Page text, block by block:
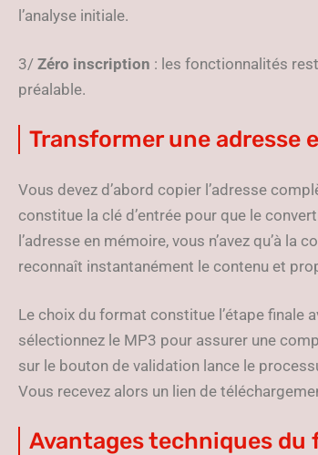
l’analyse initiale.
3/ Zéro inscription : les fonctionnalités
préalable.
Transformer une adresse
Vous devez d’abord copier l’adresse
constitue la clé d’entrée pour que le
l’adresse en mémoire, vous n’avez qu’à
reconnaît instantanément le contenu et
Le choix du format constitue l’étape finale
sélectionnez le MP3 pour assurer une
sur le bouton de validation lance le
Vous recevez alors un lien de
Avantages techniques du